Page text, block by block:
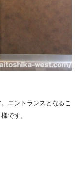
エントランスとなるこ
です。